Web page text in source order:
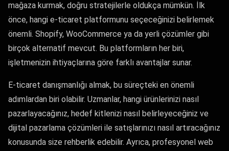
mağaza kurmak, doğru stratejilerle oldukça mümkün. İlk
önce, hangi e-ticaret platformunu seçeceğinizi belirlemek
önemli. Shopify, WooCommerce ya da yerli çözümler gibi
birçok alternatif mevcut. Bu platformların her biri,
işletmenizin ihtiyaçlarına göre farklı avantajlar sunar.
E-ticaret danışmanlığı almak, bu süreçteki en önemli
adımlardan biri olabilir. Uzmanlar, hangi ürünlerinizi nasıl
pazarlayacağınız, hedef kitlenizi nasıl belirleyeceğiniz ve
dijital pazarlama çözümleri ile satışlarınızı nasıl artıracağınız
konusunda size rehberlik edebilir. Ayrıca, profesyonel web